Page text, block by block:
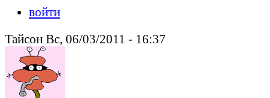
войти
Тайсон Вс, 06/03/2011 - 16:37